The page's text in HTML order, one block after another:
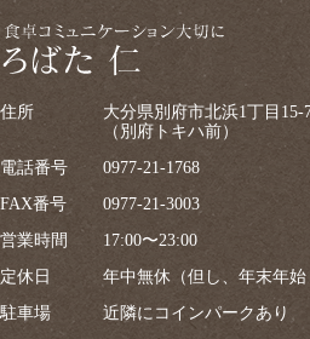
住所
大分県別府市北浜1丁目15-
（別府トキハ前）
電話番号
0977-21-1768
FAX番号
0977-21-3003
営業時間
17:00〜23:00
定休日
年中無休（但し、年末年始
駐車場
近隣にコインパークあり